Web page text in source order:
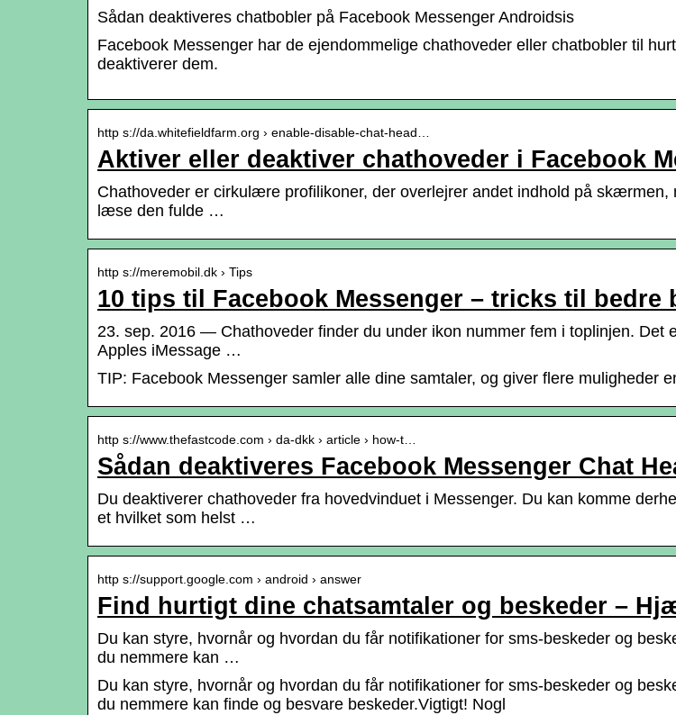
Sådan deaktiveres chatbobler på Facebook Messenger Androidsis
Facebook Messenger har de ejendommelige chathoveder eller chatbobler til
deaktiverer dem.
http s://da.whitefieldfarm.org › enable-disable-chat-head…
Aktiver eller deaktiver chathoveder i Facebook
Chathoveder er cirkulære profilikoner, der overlejrer andet indhold på
læse den fulde …
http s://meremobil.dk › Tips
10 tips til Facebook Messenger – tricks til bedre
23. sep. 2016 — Chathoveder finder du under ikon nummer fem i toplinjen. Det
Apples iMessage …
TIP: Facebook Messenger samler alle dine samtaler, og giver flere muligheder
http s://www.thefastcode.com › da-dkk › article › how-t…
Sådan deaktiveres Facebook Messenger Chat
Du deaktiverer chathoveder fra hovedvinduet i Messenger. Du kan komme
et hvilket som helst …
http s://support.google.com › android › answer
Find hurtigt dine chatsamtaler og beskeder –
Du kan styre, hvornår og hvordan du får notifikationer for sms-beskeder og
du nemmere kan …
Du kan styre, hvornår og hvordan du får notifikationer for sms-beskeder og
du nemmere kan finde og besvare beskeder.Vigtigt! Nogl